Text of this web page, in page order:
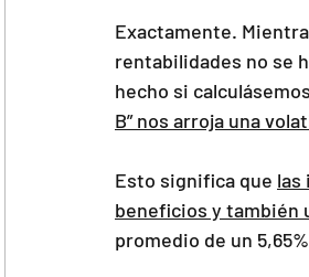
Exactamente.
rentabilidades no se
hecho si
B” nos arroja una
Esto significa que las
beneficios y también
promedio de un